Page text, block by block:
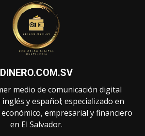
DINERO.COM.SV
medio de comunicación digital
y español; especializado en
empresarial y financiero
en El Salvador.